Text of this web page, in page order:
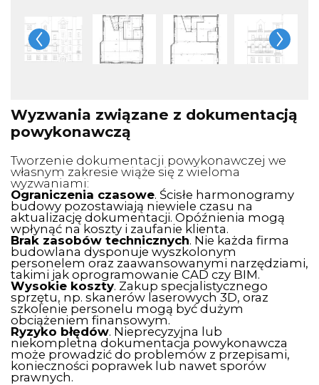
Wyzwania związane z dokumentacją
powykonawczą
Tworzenie dokumentacji powykonawczej we
własnym zakresie wiąże się z wieloma
wyzwaniami:
Ograniczenia czasowe. Ścisłe harmonogramy
budowy pozostawiają niewiele czasu na
aktualizację dokumentacji. Opóźnienia mogą
wpłynąć na koszty i zaufanie klienta.
Brak zasobów technicznych. Nie każda firma
budowlana dysponuje wyszkolonym
personelem oraz zaawansowanymi narzędziami,
takimi jak oprogramowanie CAD czy BIM.
Wysokie koszty. Zakup specjalistycznego
sprzętu, np. skanerów laserowych 3D, oraz
szkolenie personelu mogą być dużym
obciążeniem finansowym.
Ryzyko błędów. Nieprecyzyjna lub
niekompletna dokumentacja powykonawcza
może prowadzić do problemów z przepisami,
konieczności poprawek lub nawet sporów
prawnych.